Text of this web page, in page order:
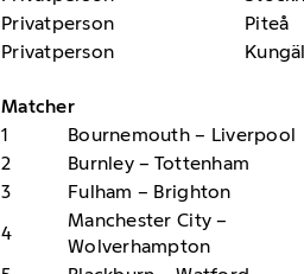
Privatperson
Piteå
Privatperson
Matcher
1
Bournemouth – Liverpool
2
Burnley – Tottenham
3
Fulham – Brighton
4
Manchester City –
Wolverhampton